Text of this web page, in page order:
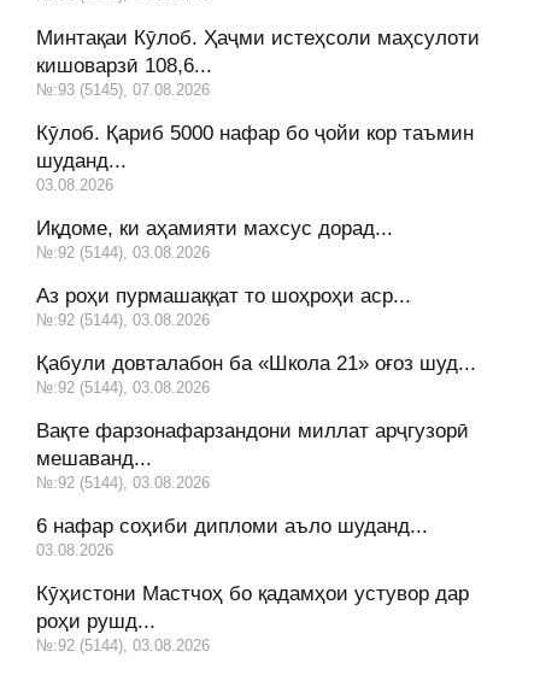
Минтақаи Кӯлоб. Ҳаҷми истеҳсоли маҳсулоти
кишоварзӣ 108,6...
№:93 (5145), 07.08.2026
Кӯлоб. Қариб 5000 нафар бо ҷойи кор таъмин
шуданд...
03.08.2026
Иқдоме, ки аҳамияти махсус дорад...
№:92 (5144), 03.08.2026
Аз роҳи пурмашаққат то шоҳроҳи аср...
№:92 (5144), 03.08.2026
Қабули довталабон ба «Школа 21» оғоз шуд...
№:92 (5144), 03.08.2026
Вақте фарзонафарзандони миллат арҷгузорӣ
мешаванд...
№:92 (5144), 03.08.2026
6 нафар соҳиби дипломи аъло шуданд...
03.08.2026
Кӯҳистони Мастчоҳ бо қадамҳои устувор дар
роҳи рушд...
№:92 (5144), 03.08.2026